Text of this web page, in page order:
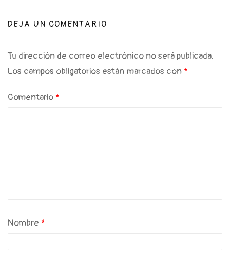
DEJA UN COMENTARIO
Tu dirección de correo electrónico no será publicada.
Los campos obligatorios están marcados con *
Comentario *
Nombre *